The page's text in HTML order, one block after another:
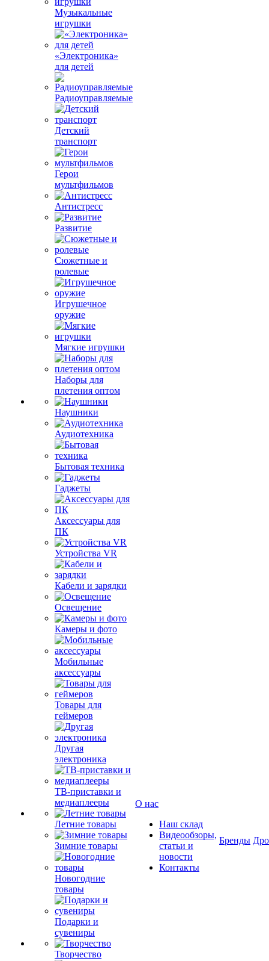
Музыкальные
игрушки
«Электроника»
для детей
Радиоуправляемые
Детский
транспорт
Герои
мультфильмов
Антистресс
Развитие
Сюжетные и
ролевые
Игрушечное
оружие
Мягкие игрушки
Наборы для
плетения оптом
Наушники
Аудиотехника
Бытовая техника
Гаджеты
Аксессуары для
ПК
Устройства VR
Кабели и зарядки
Освещение
Камеры и фото
Мобильные
аксессуары
Товары для
геймеров
Другая
электроника
ТВ-приставки и
медиаплееры
Летние товары
Зимние товары
Новогодние
товары
Подарки и
сувениры
Творчество
О нас
Наш склад
Видеообзоры,
статьи и
новости
Контакты
Бренды